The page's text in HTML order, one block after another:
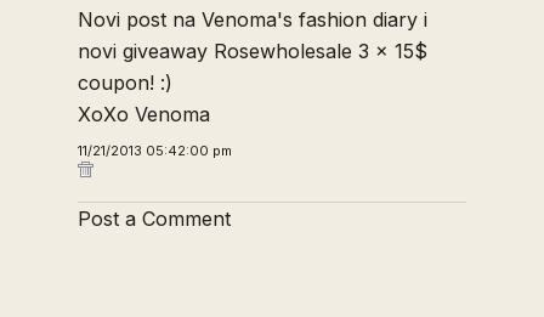
Novi post na Venoma's fashion diary i
novi giveaway Rosewholesale 3 x 15$
coupon! :)
XoXo Venoma
11/21/2013 05:42:00 pm
Post a Comment